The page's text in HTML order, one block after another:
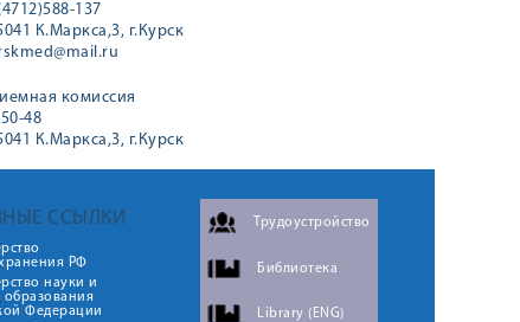
137
К.Маркса,3, г.Курск
комиссия
48
К.Маркса,3, г.Курск
ССЫЛКИ
РФ
науки и
Федерации
Трудоустройство
Библиотека
Library (ENG)